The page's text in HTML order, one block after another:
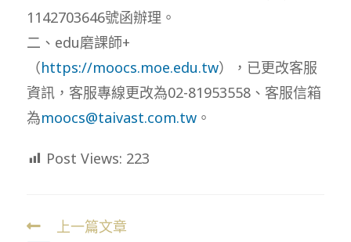
1142703646號函辦理。
二、edu磨課師+
（https://moocs.moe.edu.tw），已更改客服
資訊，客服專線更改為02-81953558、客服信箱
為moocs@taivast.com.tw。
Post Views: 223
Read上一篇文章